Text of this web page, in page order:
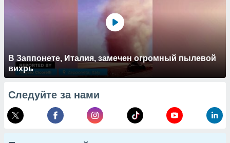
В Заппонете, Италия, замечен огромный пылевой
вихрь
Следуйте за нами